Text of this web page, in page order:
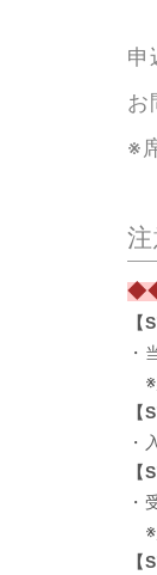
申
お
※
◆◆
【
・
※
【
・
【
・
※
【